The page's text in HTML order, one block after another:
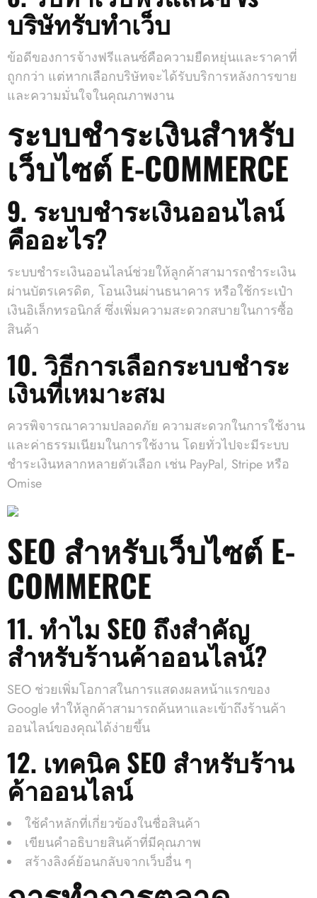
บริษัทรับทำเว็บ
ข้อดีของการจ้างฟรีแลนซ์คือความยืดหยุ่นและราคาที่
ถูกกว่า แต่หากเลือกบริษัทจะได้รับบริการหลังการขาย
และความมั่นใจในคุณภาพงาน
ระบบชำระเงินสำหรับ
เว็บไซต์ E-COMMERCE
9. ระบบชำระเงินออนไลน์
คืออะไร?
ระบบชำระเงินออนไลน์ช่วยให้ลูกค้าสามารถชำระเงิน
ผ่านบัตรเครดิต, โอนเงินผ่านธนาคาร หรือใช้กระเป๋า
เงินอิเล็กทรอนิกส์ ซึ่งเพิ่มความสะดวกสบายในการซื้อ
สินค้า
10. วิธีการเลือกระบบชำระ
เงินที่เหมาะสม
ควรพิจารณาความปลอดภัย ความสะดวกในการใช้งาน
และค่าธรรมเนียมในการใช้งาน โดยทั่วไปจะมีระบบ
ชำระเงินหลากหลายตัวเลือก เช่น PayPal, Stripe หรือ
Omise
SEO สำหรับเว็บไซต์ E-
COMMERCE
11. ทำไม SEO ถึงสำคัญ
สำหรับร้านค้าออนไลน์?
SEO ช่วยเพิ่มโอกาสในการแสดงผลหน้าแรกของ
Google ทำให้ลูกค้าสามารถค้นหาและเข้าถึงร้านค้า
ออนไลน์ของคุณได้ง่ายขึ้น
12. เทคนิค SEO สำหรับร้าน
ค้าออนไลน์
ใช้คำหลักที่เกี่ยวข้องในชื่อสินค้า
เขียนคำอธิบายสินค้าที่มีคุณภาพ
สร้างลิงค์ย้อนกลับจากเว็บอื่น ๆ